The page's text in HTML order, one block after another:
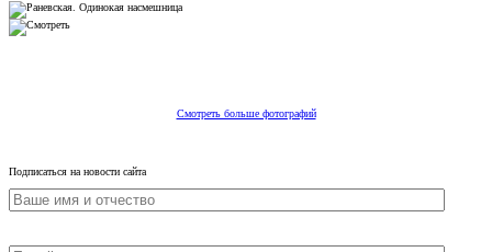
Смотреть больше фотографий
Подписаться на новости сайта